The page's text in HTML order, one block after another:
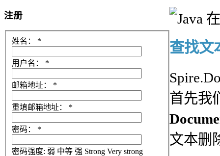
查找文
首先我
文本删
注册
姓名： *
用户名： *
邮箱地址： *
重填邮箱地址： *
密码： *
密码强度: 弱 中等 强 Strong Very strong